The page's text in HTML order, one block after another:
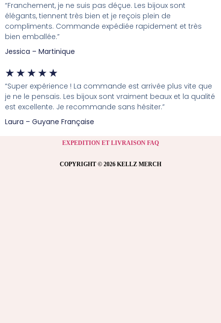
“Franchement, je ne suis pas déçue. Les bijoux sont
élégants, tiennent très bien et je reçois plein de
compliments. Commande expédiée rapidement et très
bien emballée.”
Jessica – Martinique
★ ★ ★ ★ ★
“Super expérience ! La commande est arrivée plus vite que
je ne le pensais. Les bijoux sont vraiment beaux et la qualité
est excellente. Je recommande sans hésiter.”
Laura – Guyane Française
EXPEDITION ET LIVRAISON FAQ
COPYRIGHT © 2026 KELLZ MERCH